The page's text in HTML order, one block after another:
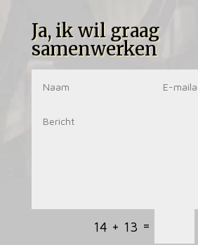
Ja, ik wil graag
samenwerken
14 + 13 =